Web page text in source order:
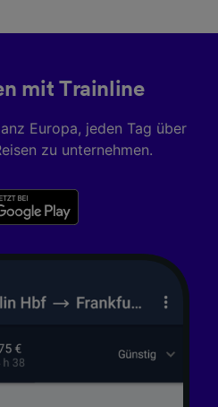
mit Trainline
Europa, jeden Tag über
zu unternehmen.
und Inhalte, Messung
von